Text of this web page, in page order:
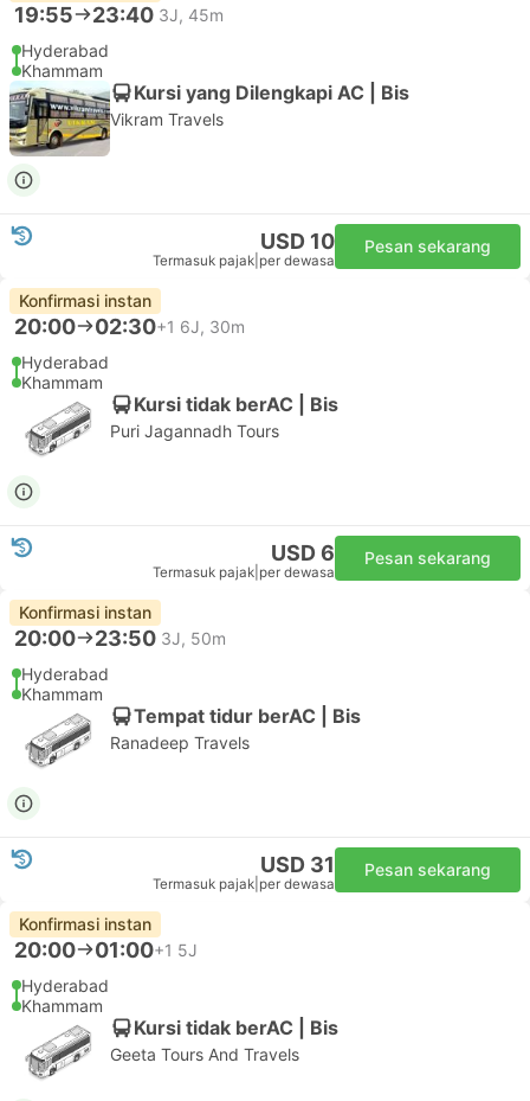
19:55 23:40 3J, 45m
Hyderabad
Khammam
Kursi yang Dilengkapi AC | Bis
Vikram Travels
USD 10
Termasuk pajak per dewasa
Pesan sekarang
Konfirmasi instan
20:00 02:30+1 6J, 30m
Hyderabad
Khammam
Kursi tidak berAC | Bis
Puri Jagannadh Tours
USD 6
Termasuk pajak per dewasa
Pesan sekarang
Konfirmasi instan
20:00 23:50 3J, 50m
Hyderabad
Khammam
Tempat tidur berAC | Bis
Ranadeep Travels
USD 31
Termasuk pajak per dewasa
Pesan sekarang
Konfirmasi instan
20:00 01:00+1 5J
Hyderabad
Khammam
Kursi tidak berAC | Bis
Geeta Tours And Travels